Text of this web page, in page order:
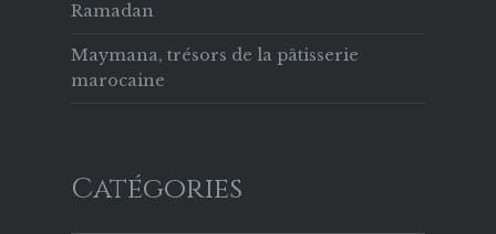
Ramadan
Maymana, trésors de la pâtisserie
marocaine
Catégories